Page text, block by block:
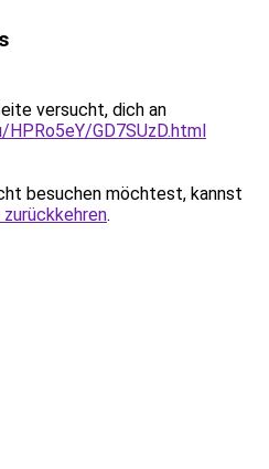
versucht, dich an
GD7SUzD.html
besuchen möchtest, kannst
.